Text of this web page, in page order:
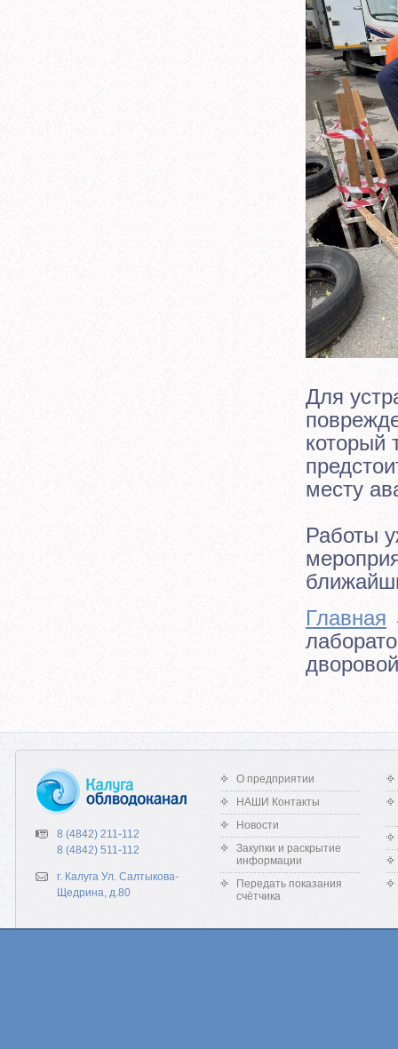
Для
который
месту
Работы
Главная
8 (4842) 211-112
8 (4842) 511-112
г. Калуга Ул. Салтыкова-
Щедрина, д.80
О предприятии
НАШИ Контакты
Новости
Закупки и раскрытие
информации
Передать показания
счётчика